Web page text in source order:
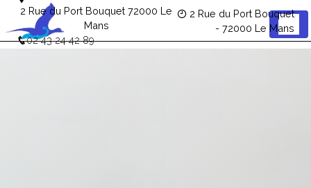
2 Rue du Port Bouquet 72000 Le
Mans
02 43 24 42 89
2 Rue du Port Bouquet
- 72000 Le Mans
Panneau de gestion des cookies